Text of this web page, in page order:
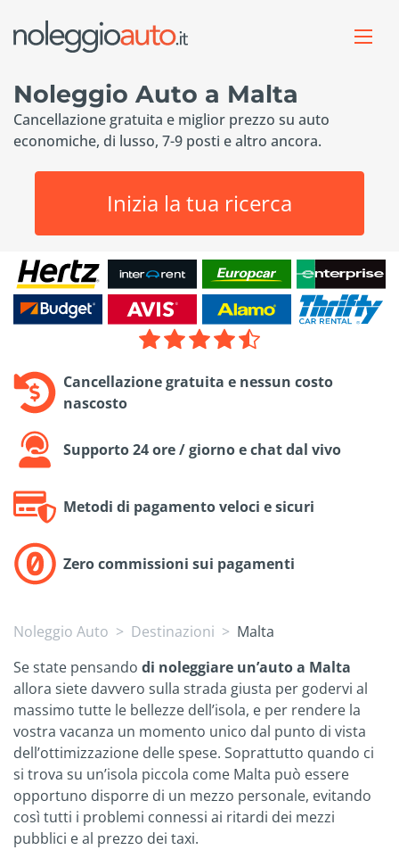
Noleggio Auto a Malta
Cancellazione gratuita e miglior prezzo su auto
economiche, di lusso, 7-9 posti e altro ancora.
Inizia la tua ricerca
Cancellazione gratuita e nessun costo
nascosto
Supporto 24 ore / giorno e chat dal vivo
Metodi di pagamento veloci e sicuri
Zero commissioni sui pagamenti
Noleggio Auto Destinazioni
Malta
Se state pensando di noleggiare un’auto a Malta
allora siete davvero sulla strada giusta per godervi al
massimo tutte le bellezze dell’isola, e per rendere la
vostra vacanza un momento unico dal punto di vista
dell’ottimizzazione delle spese. Soprattutto quando ci
si trova su un’isola piccola come Malta può essere
opportuno disporre di un mezzo personale, evitando
così tutti i problemi connessi ai ritardi dei mezzi
pubblici e al prezzo dei taxi.